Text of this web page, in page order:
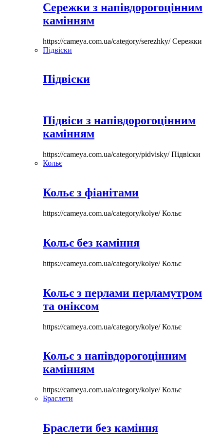
Сережки з напівдорогоцінним
камінням
https://cameya.com.ua/category/serezhky/Сережки
Підвіски
Підвіски
Підвіси з напівдорогоцінним
камінням
https://cameya.com.ua/category/pidvisky/Підвіски
Кольє
Кольє з фіанітами
https://cameya.com.ua/category/kolye/Кольє
Кольє без каміння
https://cameya.com.ua/category/kolye/Кольє
Кольє з перлами перламутром
та оніксом
https://cameya.com.ua/category/kolye/Кольє
Кольє з напівдорогоцінним
камінням
https://cameya.com.ua/category/kolye/Кольє
Браслети
Браслети без каміння